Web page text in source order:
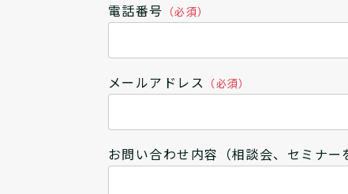
電話番号 （必須）
メールアドレス （必須）
お問い合わせ内容（相談会、セミナー